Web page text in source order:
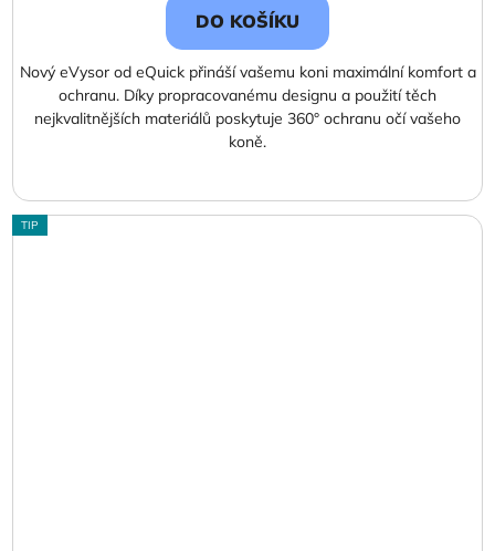
DO KOŠÍKU
Nový eVysor od eQuick přináší vašemu koni maximální komfort a
ochranu. Díky propracovanému designu a použití těch
nejkvalitnějších materiálů poskytuje 360° ochranu očí vašeho
koně.
TIP